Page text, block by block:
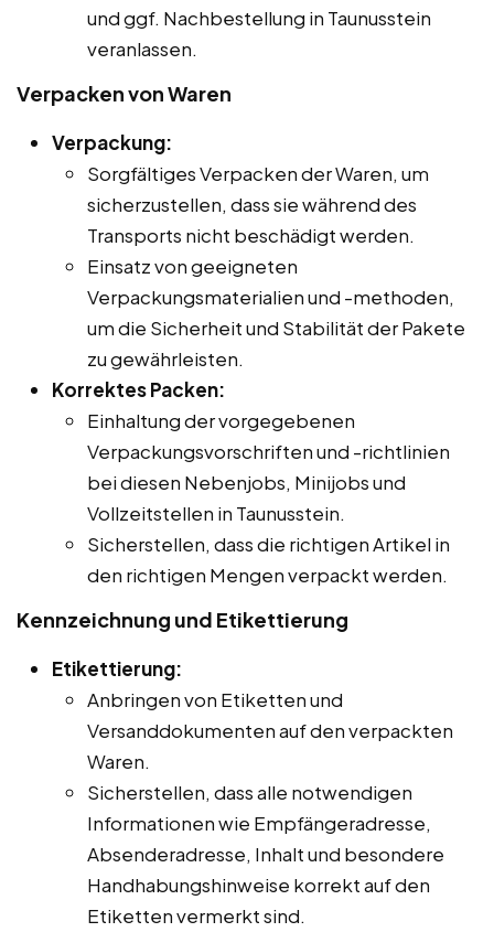
und ggf. Nachbestellung in Taunusstein
veranlassen.
Verpacken von Waren
Verpackung:
Sorgfältiges Verpacken der Waren, um
sicherzustellen, dass sie während des
Transports nicht beschädigt werden.
Einsatz von geeigneten
Verpackungsmaterialien und -methoden,
um die Sicherheit und Stabilität der Pakete
zu gewährleisten.
Korrektes Packen:
Einhaltung der vorgegebenen
Verpackungsvorschriften und -richtlinien
bei diesen Nebenjobs, Minijobs und
Vollzeitstellen in Taunusstein.
Sicherstellen, dass die richtigen Artikel in
den richtigen Mengen verpackt werden.
Kennzeichnung und Etikettierung
Etikettierung:
Anbringen von Etiketten und
Versanddokumenten auf den verpackten
Waren.
Sicherstellen, dass alle notwendigen
Informationen wie Empfängeradresse,
Absenderadresse, Inhalt und besondere
Handhabungshinweise korrekt auf den
Etiketten vermerkt sind.